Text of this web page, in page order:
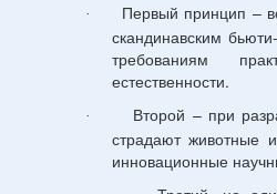
·
Первый принцип –
скандинавским
требованиям
естественности.
·
Второй – при
страдают животные
инновационные